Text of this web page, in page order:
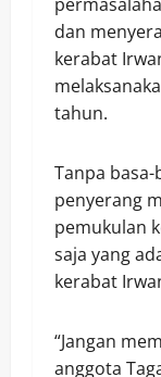
dan
kerabat
tahun.
Tanpa basa-
penyerang
pemukulan
saja yang
kerabat
“Jangan
anggota